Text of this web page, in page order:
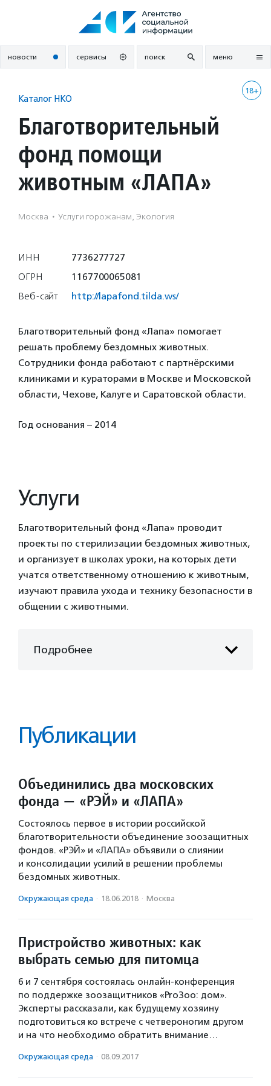
новости сервисы поиск меню
18+
Каталог НКО
Благотворительный
фонд помощи
животным «ЛАПА»
Москва · Услуги горожанам, Экология
ИНН
7736277727
ОГРН
1167700065081
Веб-сайт
http://lapafond.tilda.ws/
Благотворительный фонд «Лапа» помогает
решать проблему бездомных животных.
Сотрудники фонда работают с партнёрскими
клиниками и кураторами в Москве и Московской
области, Чехове, Калуге и Саратовской области.
Год основания – 2014
Услуги
Благотворительный фонд «Лапа» проводит
проекты по стерилизации бездомных животных,
и организует в школах уроки, на которых дети
учатся ответственному отношению к животным,
изучают правила ухода и технику безопасности в
общении с животными.
Подробнее
Публикации
Объединились два московских
фонда — «РЭЙ» и «ЛАПА»
Состоялось первое в истории российской
благотворительности объединение зоозащитных
фондов. «РЭЙ» и «ЛАПА» объявили о слиянии
и консолидации усилий в решении проблемы
бездомных животных.
Окружающая среда · 18.06.2018 · Москва
Пристройство животных: как
выбрать семью для питомца
6 и 7 сентября состоялась онлайн-конференция
по поддержке зоозащитников «ProЗоо: дом».
Эксперты рассказали, как будущему хозяину
подготовиться ко встрече с четвероногим другом
и на что необходимо обратить внимание…
Окружающая среда · 08.09.2017